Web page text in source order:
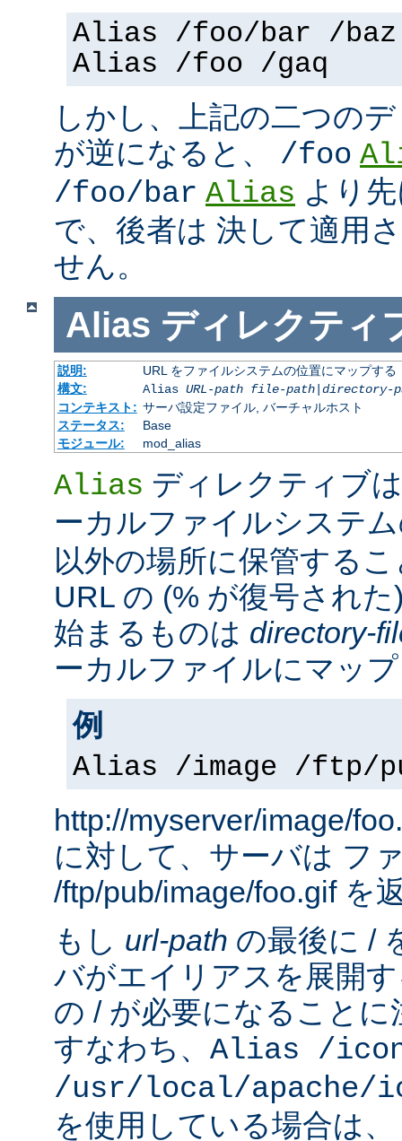
Alias /foo/bar /baz
Alias /foo /gaq
しかし、上記の二つの
が逆になると、 /foo
/foo/bar Alias より
で、後者は 決して適用
せん。
Alias ディレクティ
説明:
URL をファイルシステムの位置にマップする
構文:
Alias URL-path file-path| directory-
コンテキスト: サーバ設定ファイル, バーチャルホスト
ステータス:
Base
モジュール:
mod_alias
Alias ディレクティブ
ーカルファイルシステ
以外の場所に保管する
URL の (% が復号され
始まるものは directory-
ーカルファイルにマッ
例
Alias /image /ftp/
http://myserver/image/
に対して、サーバは フ
/ftp/pub/image/foo.gif を
もし url-path の最後に /
バがエイリアスを展開
の / が必要になること
すなわち、 Alias /
/usr/local/apache/
を使用している場合は、